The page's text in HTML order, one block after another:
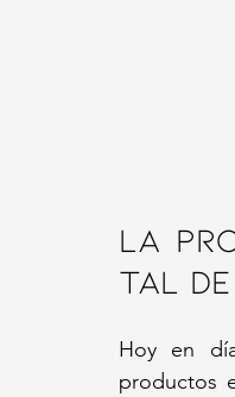
La
tal de
Hoy en
productos